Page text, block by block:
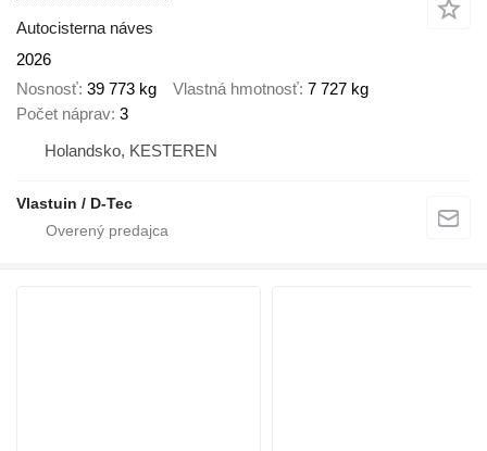
Autocisterna náves
2026
Nosnosť 39 773 kg Vlastná hmotnosť 7 727 kg
Počet náprav 3
Holandsko, KESTEREN
Vlastuin / D-Tec